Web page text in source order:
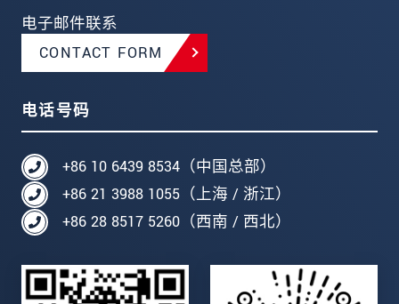
电子邮件联系
CONTACT FORM
电话号码
+86 10 6439 8534（中国总部）
+86 21 3988 1055（上海 / 浙江）
+86 28 8517 5260（西南 / 西北）